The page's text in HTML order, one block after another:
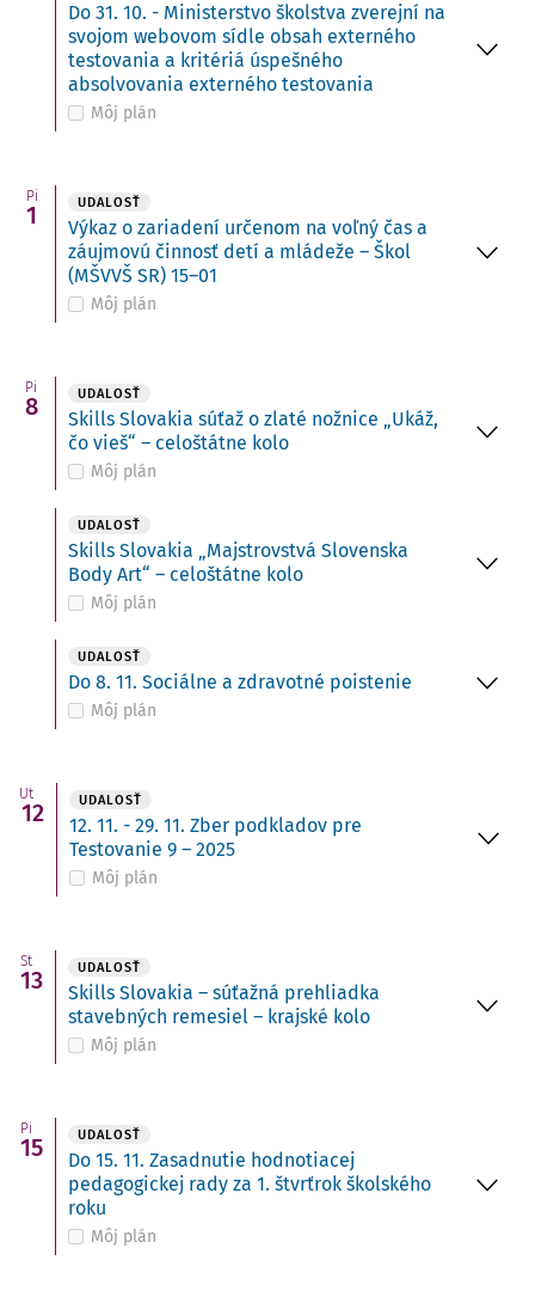
Do 31. 10. - Ministerstvo školstva zverejní na
svojom webovom sídle obsah externého
testovania a kritériá úspešného
absolvovania externého testovania
Môj plán
Pi
1 UDALOSŤ
Výkaz o zariadení určenom na voľný čas a
záujmovú činnosť detí a mládeže – Škol
(MŠVVŠ SR) 15–01
Môj plán
Pi
8 UDALOSŤ
Skills Slovakia súťaž o zlaté nožnice „Ukáž,
čo vieš“ – celoštátne kolo
Môj plán
UDALOSŤ
Skills Slovakia „Majstrovstvá Slovenska
Body Art“ – celoštátne kolo
Môj plán
UDALOSŤ
Do 8. 11. Sociálne a zdravotné poistenie
Môj plán
Ut
12 UDALOSŤ
12. 11. - 29. 11. Zber podkladov pre
Testovanie 9 – 2025
Môj plán
St
13 UDALOSŤ
Skills Slovakia – súťažná prehliadka
stavebných remesiel – krajské kolo
Môj plán
Pi
15 UDALOSŤ
Do 15. 11. Zasadnutie hodnotiacej
pedagogickej rady za 1. štvrťrok školského
roku
Môj plán